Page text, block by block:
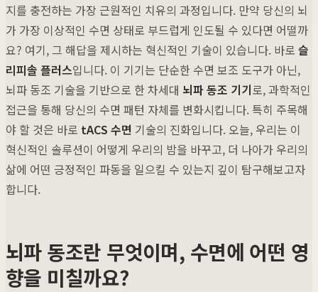
지를 충전하는 가장 근원적인 치유의 과정입니다. 만약 당신의 뇌
가 가장 이상적인 수면 상태로 부드럽게 인도될 수 있다면 어떨까
요? 여기, 그 해답을 제시하는 혁신적인 기술이 있습니다. 바로 슬
리피솔 플러스입니다. 이 기기는 단순한 수면 보조 도구가 아닌,
뇌파 동조 기술을 기반으로 한 차세대 뇌파 동조 기기로, 과학적인
접근을 통해 당신의 수면 패턴 자체를 변화시킵니다. 특히 주목해
야 할 것은 바로 tACS 수면 기술의 진화입니다. 오늘, 우리는 이
혁신적인 솔루션이 어떻게 우리의 밤을 바꾸고, 더 나아가 우리의
삶에 어떤 긍정적인 파동을 일으킬 수 있는지 깊이 탐구해보고자
합니다.
뇌파 동조란 무엇이며, 수면에 어떤 영
향을 미칠까요?